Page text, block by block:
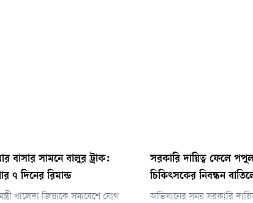
বাসার সামনে বালুর ট্রাক:
৭ দিনের রিমান্ড
খালেদা জিয়াকে সমাবেশে যোগ
সরকারি দায়িত্ব ফেলে
চিকিৎসকের নিবন্ধন
অভিযানের সময় সরকারি